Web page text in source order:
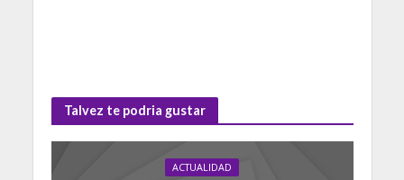
Talvez te podria gustar
ACTUALIDAD